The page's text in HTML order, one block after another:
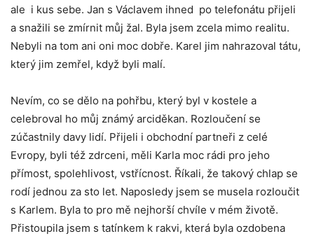
ale i kus sebe. Jan s Václavem ihned po telefonátu přijeli
a snažili se zmírnit můj žal. Byla jsem zcela mimo realitu.
Nebyli na tom ani oni moc dobře. Karel jim nahrazoval tátu,
který jim zemřel, když byli malí.
Nevím, co se dělo na pohřbu, který byl v kostele a
celebroval ho můj známý arciděkan. Rozloučení se
zúčastnily davy lidí. Přijeli i obchodní partneři z celé
Evropy, byli též zdrceni, měli Karla moc rádi pro jeho
přímost, spolehlivost, vstřícnost. Říkali, že takový chlap se
rodí jednou za sto let. Naposledy jsem se musela rozloučit
s Karlem. Byla to pro mě nejhorší chvíle v mém životě.
Přistoupila jsem s tatínkem k rakvi, která byla ozdobena